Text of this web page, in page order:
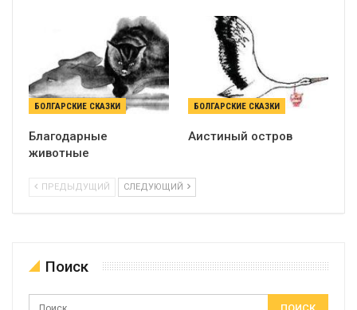
БОЛГАРСКИЕ СКАЗКИ
Благодарные
животные
БОЛГАРСКИЕ СКАЗКИ
Аистиный остров
ПРЕДЫДУЩИЙ СЛЕДУЮЩИЙ
Поиск